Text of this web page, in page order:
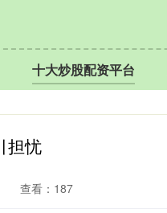
十大炒股配资平台
担忧
查看：187